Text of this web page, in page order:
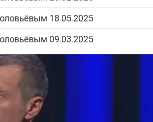
18.05.2025
09.03.2025